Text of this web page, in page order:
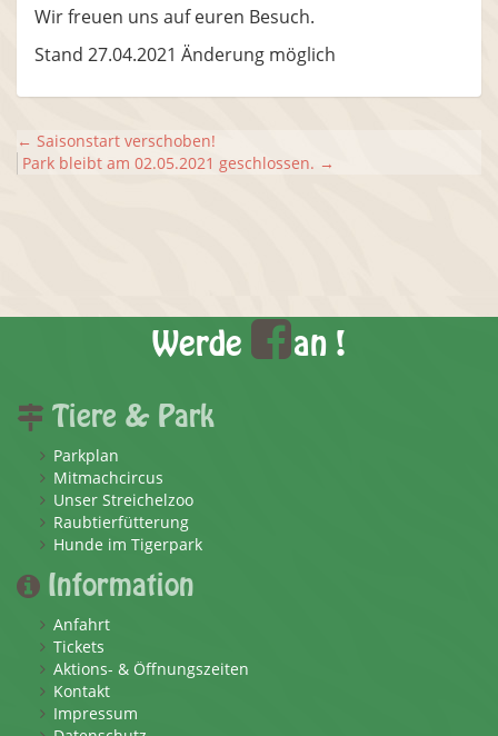
Wir freuen uns auf euren Besuch.
Stand 27.04.2021 Änderung möglich
← Saisonstart verschoben!
Park bleibt am 02.05.2021 geschlossen. →
Werde an !
Tiere & Park
Parkplan
Mitmachcircus
Unser Streichelzoo
Raubtierfütterung
Hunde im Tigerpark
Information
Anfahrt
Tickets
Aktions- & Öffnungszeiten
Kontakt
Impressum